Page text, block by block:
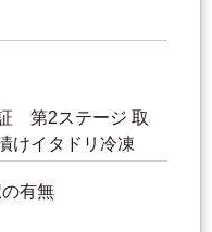
第2ステージ 取
けイタドリ冷凍
有無